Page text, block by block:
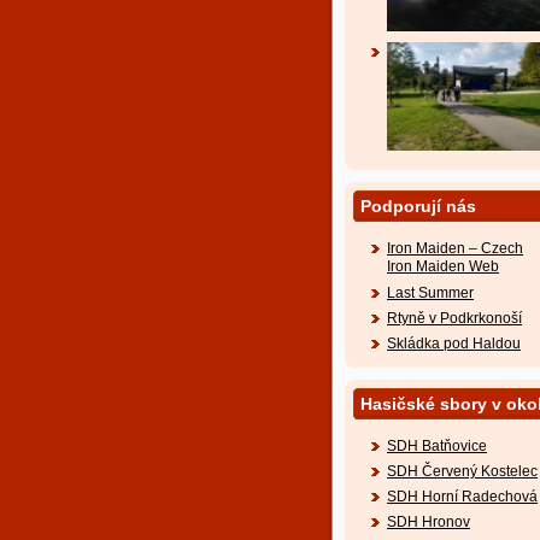
Podporují nás
Iron Maiden – Czech
Iron Maiden Web
Last Summer
Rtyně v Podkrkonoší
Skládka pod Haldou
Hasičské sbory v
SDH Batňovice
SDH Červený Kostelec
SDH Horní Radechová
SDH Hronov